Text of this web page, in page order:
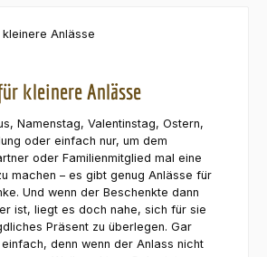
Anlässe
kleinere Anlässe
Namenstag, Valentinstag, Ostern,
oder einfach nur, um dem
oder Familienmitglied mal eine
machen – es gibt genug Anlässe für
Und wenn der Beschenkte dann
ist, liegt es doch nahe, sich für sie
Präsent zu überlegen. Gar
denn wenn der Anlass nicht